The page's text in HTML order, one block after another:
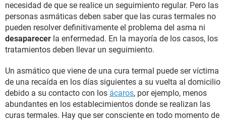
necesidad de que se realice un seguimiento regular. Pero las
personas asmáticas deben saber que las curas termales no
pueden resolver definitivamente el problema del asma ni
desaparecer la enfermedad. En la mayoría de los casos, los
tratamientos deben llevar un seguimiento.
Un asmático que viene de una cura termal puede ser víctima
de una recaída en los días siguientes a su vuelta al domicilio
debido a su contacto con los ácaros, por ejemplo, menos
abundantes en los establecimientos donde se realizan las
curas termales. Hay que ser consciente en todo momento de